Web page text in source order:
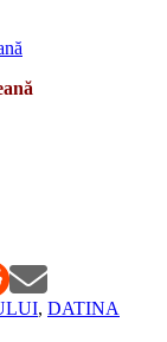
, DATINA